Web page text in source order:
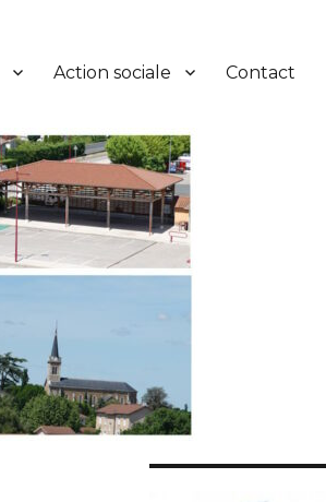
Action sociale Contact